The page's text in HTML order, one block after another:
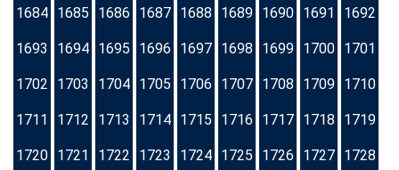
1684 1685 1686 1687 1688 1689 1690 1691 1692
1693 1694 1695 1696 1697 1698 1699 1700 1701
1702 1703 1704 1705 1706 1707 1708 1709 1710
1711 1712 1713 1714 1715 1716 1717 1718 1719
1720 1721 1722 1723 1724 1725 1726 1727 1728